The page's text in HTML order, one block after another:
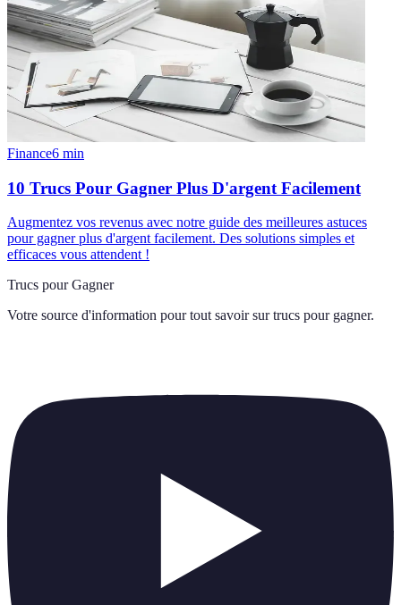
Finance6 min
10 Trucs Pour Gagner Plus D'argent Facilement
Augmentez vos revenus avec notre guide des meilleures astuces
pour gagner plus d'argent facilement. Des solutions simples et
efficaces vous attendent !
Trucs pour Gagner
Votre source d'information pour tout savoir sur trucs pour gagner.